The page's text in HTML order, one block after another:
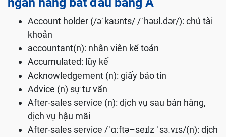
Account holder (/əˈkaʊnts/ /ˈhəʊl.dər/): chủ tài
khoản
accountant(n): nhân viên kế toán
Accumulated: lũy kế
Acknowledgement (n): giấy báo tin
Advice (n) sự tư vấn
After-sales service (n): dịch vụ sau bán hàng,
dịch vụ hậu mãi
After-sales service /ˈɑːftə–seɪlz ˈsɜːvɪs/(n): dịch